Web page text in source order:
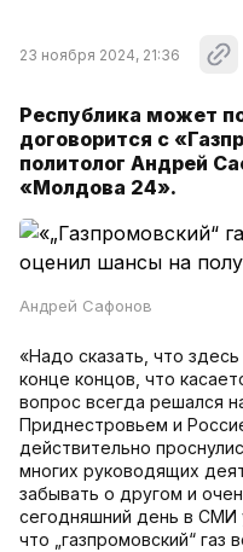
23 ноября 2024, 21:36
Республика может
договорится с
политолог Андрей
«Молдова 24».
Андрей Сафонов
«Надо сказать, что
конце концов, что
вопрос всегда решался
Приднестровьем и
действительно
многих руководящих
забывать о другом и
сегодняшний день в СМИ
что „газпромовский“